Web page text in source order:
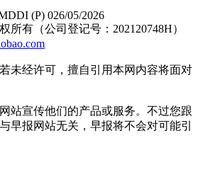
(P) 026/05/2026
所有（公司登记号：202120748H）
未经许可，擅自引用本网内容将面对
站宣传他们的产品或服务。不过您跟
早报网站无关，早报将不会对可能引